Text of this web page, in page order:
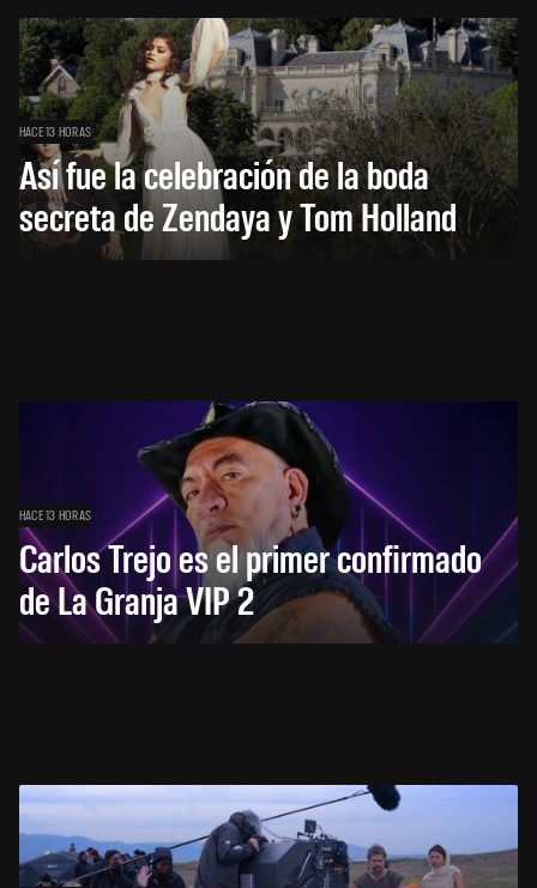
HACE 13 HORAS
Así fue la celebración de la boda
secreta de Zendaya y Tom Holland
HACE 13 HORAS
Carlos Trejo es el primer confirmado
de La Granja VIP 2